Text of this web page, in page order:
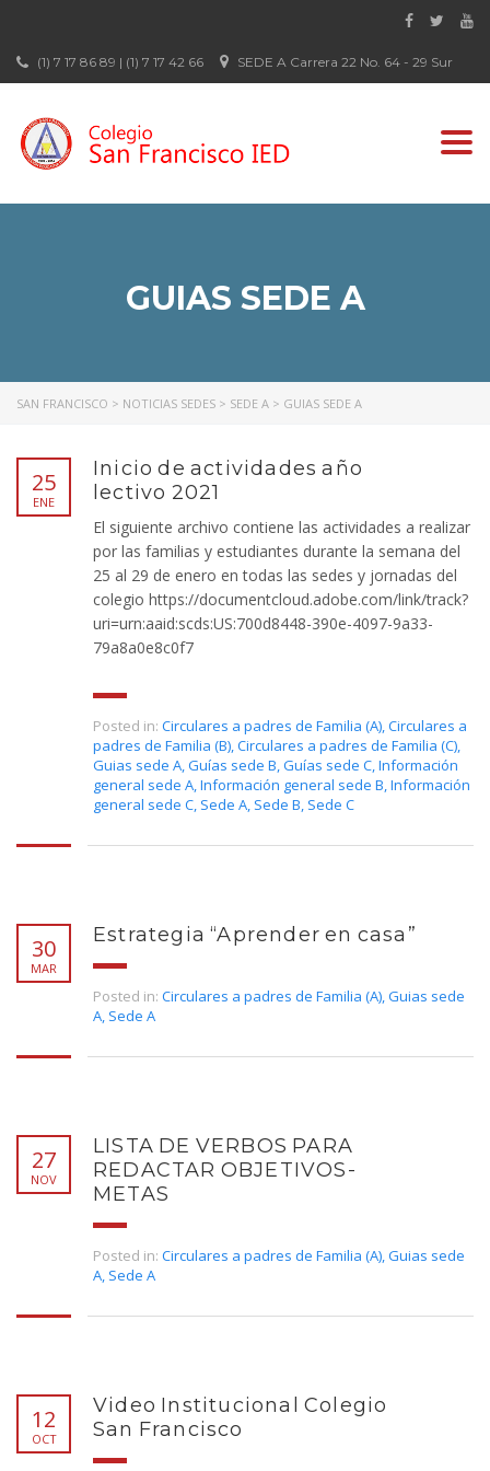
SEDE A Carrera 22 No. 64 - 29 Sur
(1) 7 17 86 89 | (1) 7 17 42 66
GUIAS SEDE A
SAN FRANCISCO > NOTICIAS SEDES > SEDE A > GUIAS SEDE A
25
ENE
Inicio de actividades año
lectivo 2021
El siguiente archivo contiene las actividades a realizar
por las familias y estudiantes durante la semana del
25 al 29 de enero en todas las sedes y jornadas del
colegio https://documentcloud.adobe.com/link/track?
uri=urn:aaid:scds:US:700d8448-390e-4097-9a33-
79a8a0e8c0f7
Posted in: Circulares a padres de Familia (A),Circulares a
padres de Familia (B),Circulares a padres de Familia (C),
Guias sede A,Guías sede B,Guías sede C,Información
general sede A,Información general sede B,Información
general sede C, Sede A, Sede B, Sede C
30
MAR
Estrategia “Aprender en casa”
Posted in: Circulares a padres de Familia (A),Guias sede
A, Sede A
27
NOV
LISTA DE VERBOS PARA
REDACTAR OBJETIVOS-
METAS
Posted in: Circulares a padres de Familia (A),Guias sede
A, Sede A
12
OCT
Video Institucional Colegio
San Francisco